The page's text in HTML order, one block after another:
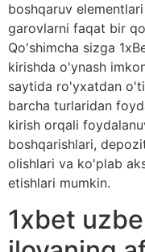
boshqaruv
garovlarni faqat bir
Qo'shimcha sizga
kirishda o'ynash
saytida ro'yxatdan
barcha turlaridan
kirish orqali
boshqarishlari,
olishlari va ko'plab
etishlari mumkin.
1xbet